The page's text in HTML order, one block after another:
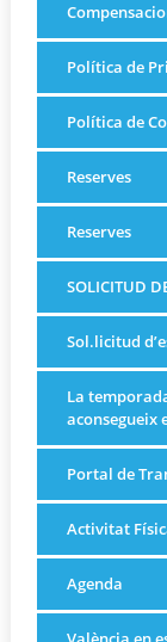
Política de
Política de
Reserves
Reserves
SOLICITUD
Sol.licitud
La
aconsegueix
Portal de
Activitat
Agenda